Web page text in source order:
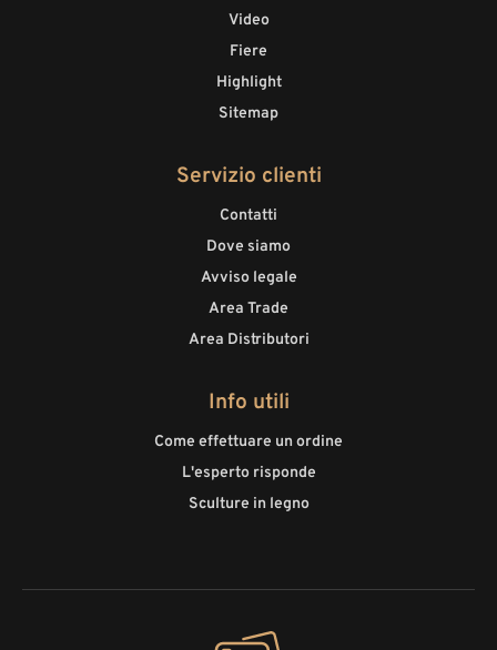
Video
Fiere
Highlight
Sitemap
Servizio clienti
Contatti
Dove siamo
Avviso legale
Area Trade
Area Distributori
Info utili
Come effettuare un ordine
L'esperto risponde
Sculture in legno